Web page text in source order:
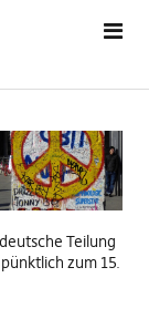
Teilung
zum 15.